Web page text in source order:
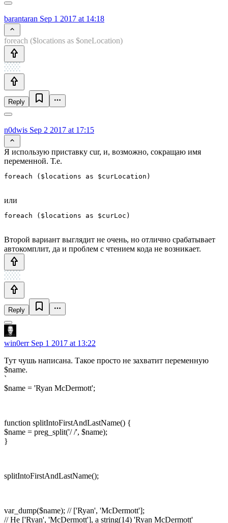
barantaran Sep 1 2017 at 14:18
foreach ($locations as $oneLocation)
Reply
n0dwis Sep 2 2017 at 17:15
Я использую приставку cur, и, возможно, сокращаю имя
переменной. Т.е.
или
Второй вариант выглядит не очень, но отлично срабатывает
автокомплит, да и проблем с чтением кода не возникает.
Reply
win0errSep 1 2017 at 13:22
Тут чушь написана. Такое просто не захватит переменную
$name.
`
$name = 'Ryan McDermott';
function splitIntoFirstAndLastName() {
$name = preg_split('/ /', $name);
}
splitIntoFirstAndLastName();
var_dump($name); // ['Ryan', 'McDermott'];
// Не ['Ryan', 'McDermott'], а string(14) 'Ryan McDermott'